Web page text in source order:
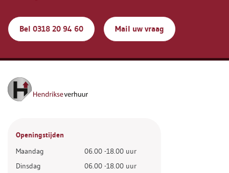
Bel 0318 20 94 60 Mail uw vraag
Openingstijden
Maandag
06.00 -18.00 uur
Dinsdag
06.00 -18.00 uur